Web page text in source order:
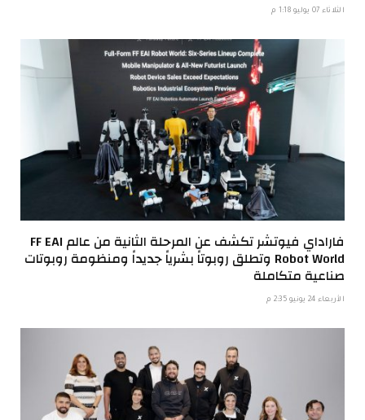
الثلاثاء 07 يوليو 1:18 م
فاراداي فيوتشر تكشف عن المرحلة الثانية من عالم FF EAI
Robot World وتطلق روبوتاً بشرياً جديداً ومنظومة روبوتات
صناعية متكاملة
الأربعاء 24 يونيو 2:35 م